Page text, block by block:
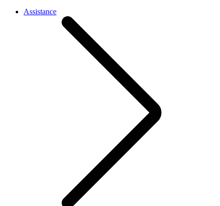
Assistance